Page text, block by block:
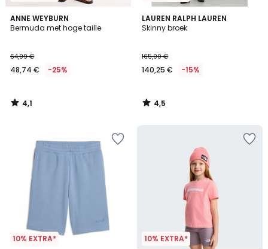
ANNE WEYBURN
Bermuda met hoge taille
64,99 €
48,74 € -25%
4,1
/ 5
4,1
/
LAUREN RALPH LAUREN
Skinny broek
165,00 €
140,25 € -15%
4,5
/ 5
4,5
/
10% EXTRA* 10% EXTRA*